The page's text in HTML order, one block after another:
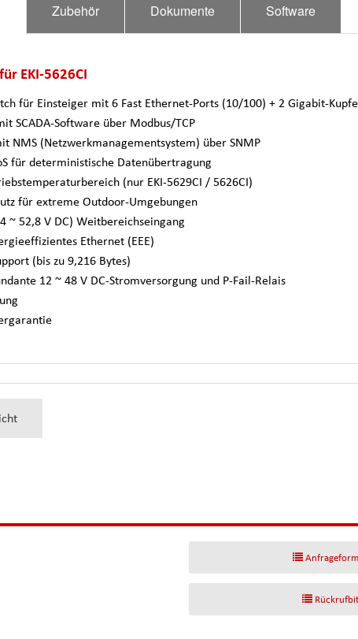
Zubehör Dokumente Software
EKI-5626CI
für Einsteiger mit 6 Fast Ethernet-Ports (10/100) + 2 Gigabit-
SCADA-Software über Modbus/TCP
NMS (Netzwerkmanagementsystem) über SNMP
für deterministische Datenübertragung
(nur EKI-5629CI / 5626CI)
für extreme Outdoor-Umgebungen
~ 52,8 V DC) Weitbereichseingang
Ethernet (EEE)
(bis zu 9,216 Bytes)
12 ~ 48 V DC-Stromversorgung und P-Fail-Relais